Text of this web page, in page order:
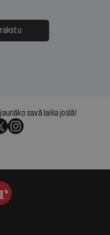
savā laika joslā!